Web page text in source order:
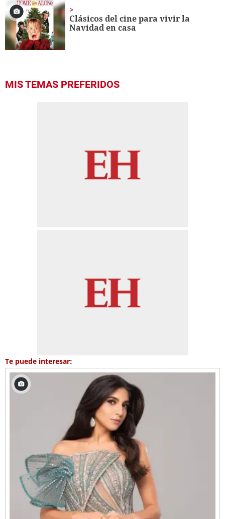
Clásicos del cine para vivir la
Navidad en casa
MIS TEMAS PREFERIDOS
Te puede interesar: